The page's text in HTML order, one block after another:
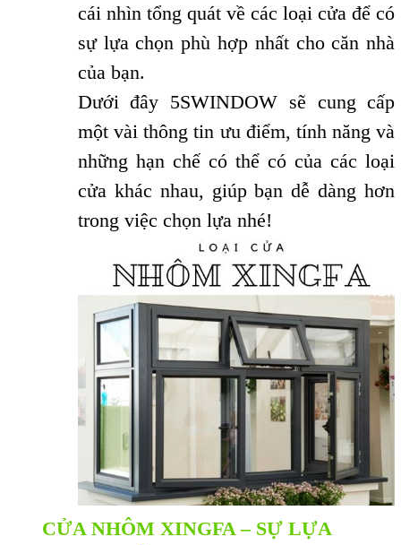
cái nhìn tổng quát về các loại cửa để có
sự lựa chọn phù hợp nhất cho căn nhà
của bạn.
Dưới đây 5SWINDOW sẽ cung cấp
một vài thông tin ưu điểm, tính năng và
những hạn chế có thể có của các loại
cửa khác nhau, giúp bạn dễ dàng hơn
trong việc chọn lựa nhé!
CỬA NHÔM XINGFA– SỰ LỰA